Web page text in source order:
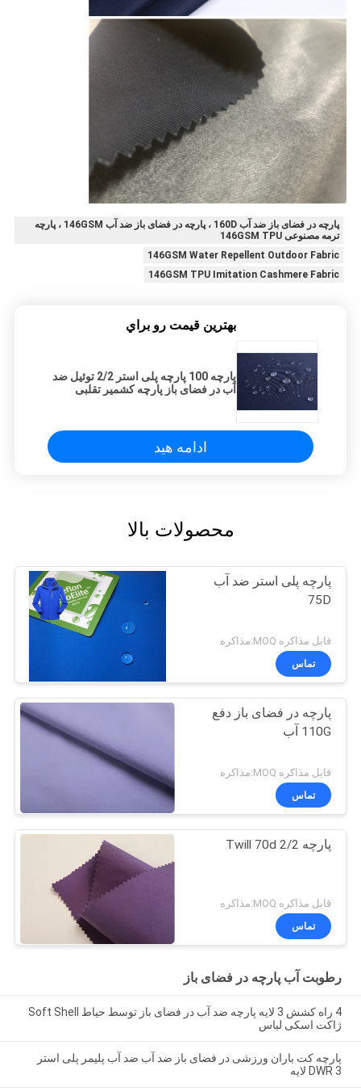
پارچه در فضای باز ضد آب 160D ، پارچه در فضای باز ضد آب 146GSM ، پارچه
ترمه مصنوعی 146GSM TPU
146GSM Water Repellent Outdoor Fabric
146GSM TPU Imitation Cashmere Fabric
بهترين قيمت رو براي
پارچه 100 پارچه پلی استر 2/2 توئیل ضد
آب در فضای باز پارچه کشمیر تقلبی
ادامه هید
محصولات بالا
پارچه پلی استر ضد آب
75D
قابل مذاکره MOQ:مذاکره
تماس
پارچه در فضای باز دفع
110G آب
قابل مذاکره MOQ:مذاکره
تماس
پارچه 2/2 Twill 70d
قابل مذاکره MOQ:مذاکره
تماس
رطوبت آب پارچه در فضای باز
4 راه کشش 3 لایه پارچه ضد آب در فضای باز توسط حیاط Soft Shell
ژاکت اسکی لباس
پارچه کت باران ورزشی در فضای باز ضد آب ضد آب پلیمر پلی استر
DWR 3 لایه